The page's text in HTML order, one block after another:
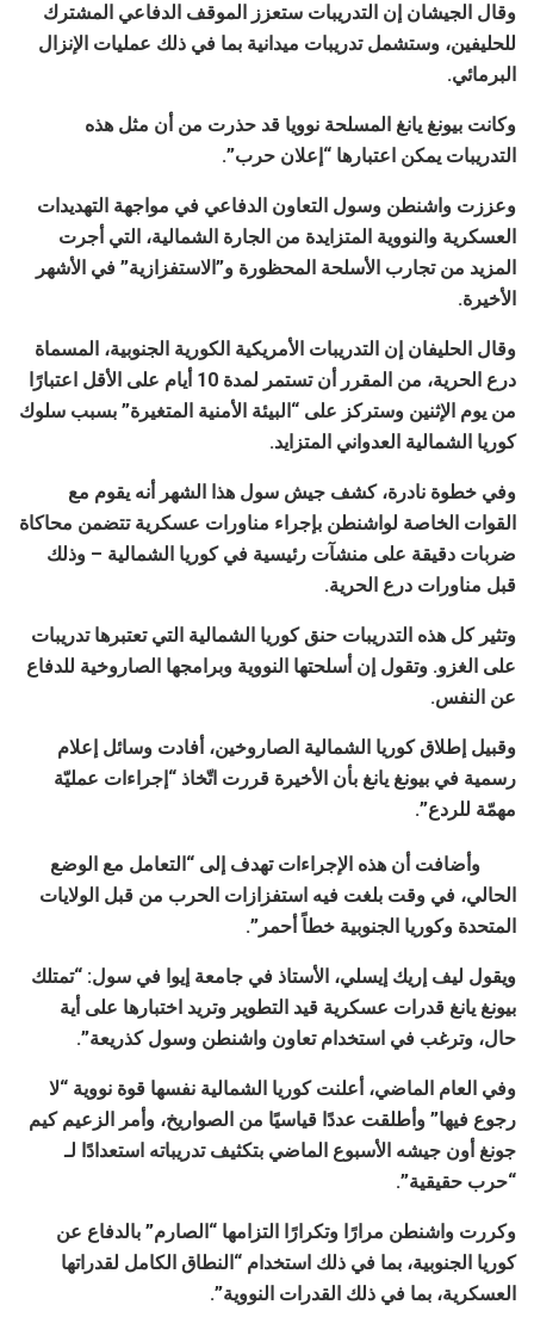
وقال الجيشان إن التدريبات ستعزز الموقف الدفاعي المشترك
للحليفين، وستشمل تدريبات ميدانية بما في ذلك عمليات الإنزال
البرمائي.
وكانت بيونغ يانغ المسلحة نوويا قد حذرت من أن مثل هذه
التدريبات يمكن اعتبارها “إعلان حرب”.
وعززت واشنطن وسول التعاون الدفاعي في مواجهة التهديدات
العسكرية والنووية المتزايدة من الجارة الشمالية، التي أجرت
المزيد من تجارب الأسلحة المحظورة و”الاستفزازية” في الأشهر
الأخيرة.
وقال الحليفان إن التدريبات الأمريكية الكورية الجنوبية، المسماة
درع الحرية، من المقرر أن تستمر لمدة 10 أيام على الأقل اعتبارًا
من يوم الإثنين وستركز على “البيئة الأمنية المتغيرة” بسبب سلوك
كوريا الشمالية العدواني المتزايد.
وفي خطوة نادرة، كشف جيش سول هذا الشهر أنه يقوم مع
القوات الخاصة لواشنطن بإجراء مناورات عسكرية تتضمن محاكاة
ضربات دقيقة على منشآت رئيسية في كوريا الشمالية – وذلك
قبل مناورات درع الحرية.
وتثير كل هذه التدريبات حنق كوريا الشمالية التي تعتبرها تدريبات
على الغزو. وتقول إن أسلحتها النووية وبرامجها الصاروخية للدفاع
عن النفس.
وقبيل إطلاق كوريا الشمالية الصاروخين، أفادت وسائل إعلام
رسمية في بيونغ يانغ بأن الأخيرة قررت اتّخاذ “إجراءات عمليّة
مهمّة للردع”.
وأضافت أن هذه الإجراءات تهدف إلى “التعامل مع الوضع
الحالي، في وقت بلغت فيه استفزازات الحرب من قبل الولايات
المتحدة وكوريا الجنوبية خطاً أحمر”.
ويقول ليف إريك إيسلي، الأستاذ في جامعة إيوا في سول: “تمتلك
بيونغ يانغ قدرات عسكرية قيد التطوير وتريد اختبارها على أية
حال، وترغب في استخدام تعاون واشنطن وسول كذريعة”.
وفي العام الماضي، أعلنت كوريا الشمالية نفسها قوة نووية “لا
رجوع فيها” وأطلقت عددًا قياسيًا من الصواريخ، وأمر الزعيم كيم
جونغ أون جيشه الأسبوع الماضي بتكثيف تدريباته استعدادًا لـ
“حرب حقيقية”.
وكررت واشنطن مرارًا وتكرارًا التزامها “الصارم” بالدفاع عن
كوريا الجنوبية، بما في ذلك استخدام “النطاق الكامل لقدراتها
العسكرية، بما في ذلك القدرات النووية”.